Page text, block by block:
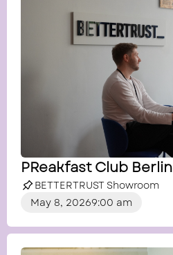
PReakfast Club Berlin
BETTERTRUST Showroom
May 8, 20269:00 am